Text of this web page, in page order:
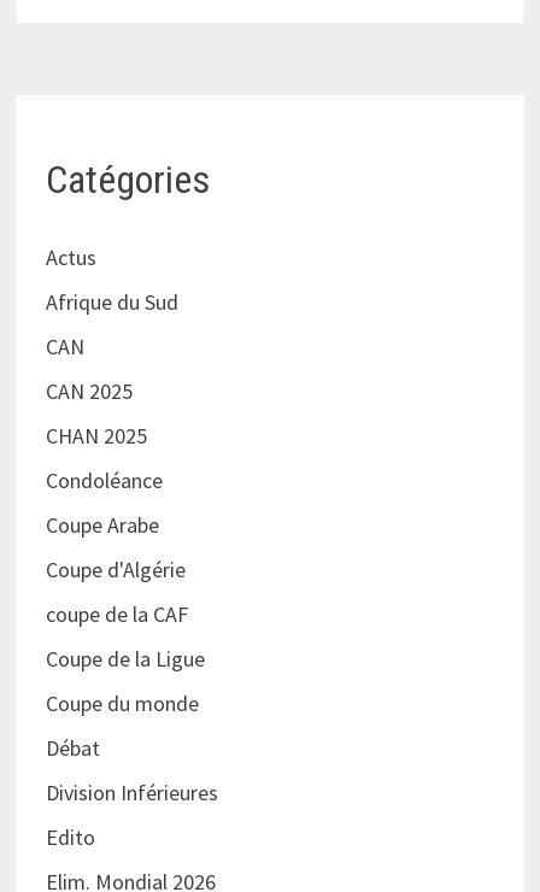
Catégories
Actus
Afrique du Sud
CAN
CAN 2025
CHAN 2025
Condoléance
Coupe Arabe
Coupe d'Algérie
coupe de la CAF
Coupe de la Ligue
Coupe du monde
Débat
Division Inférieures
Edito
Elim. Mondial 2026